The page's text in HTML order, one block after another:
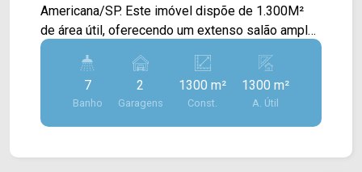
Americana/SP. Este imóvel dispõe de 1.300M²
de área útil, oferecendo um extenso salão amplo,
área de bar completa e com iluminação, cozinha
toda equipada, despensa, camarins masculino e
feminino e com banheiros, e mezanino espaçoso
com banheiros. Possui sistemas acústicos de
som ambiente e para shows, sistema de
7
Banho
2
Garagens
1300 m²
Const.
1300 m²
A. Útil